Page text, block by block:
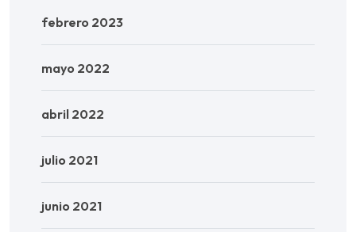
febrero 2023
mayo 2022
abril 2022
julio 2021
junio 2021